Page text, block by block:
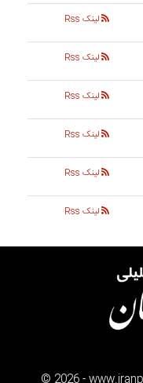
لینک Rss
لینک Rss
لینک Rss
لینک Rss
لینک Rss
لینک Rss